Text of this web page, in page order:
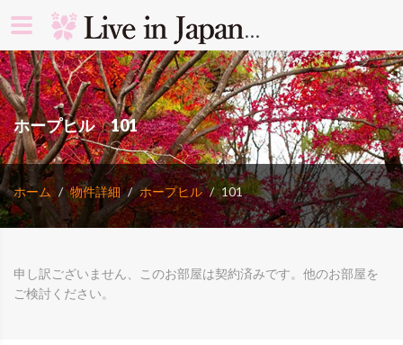
ホープヒル 101
ホーム 物件詳細 ホープヒル 101
申し訳ございません、このお部屋は契約済みです。他のお部屋を
ご検討ください。